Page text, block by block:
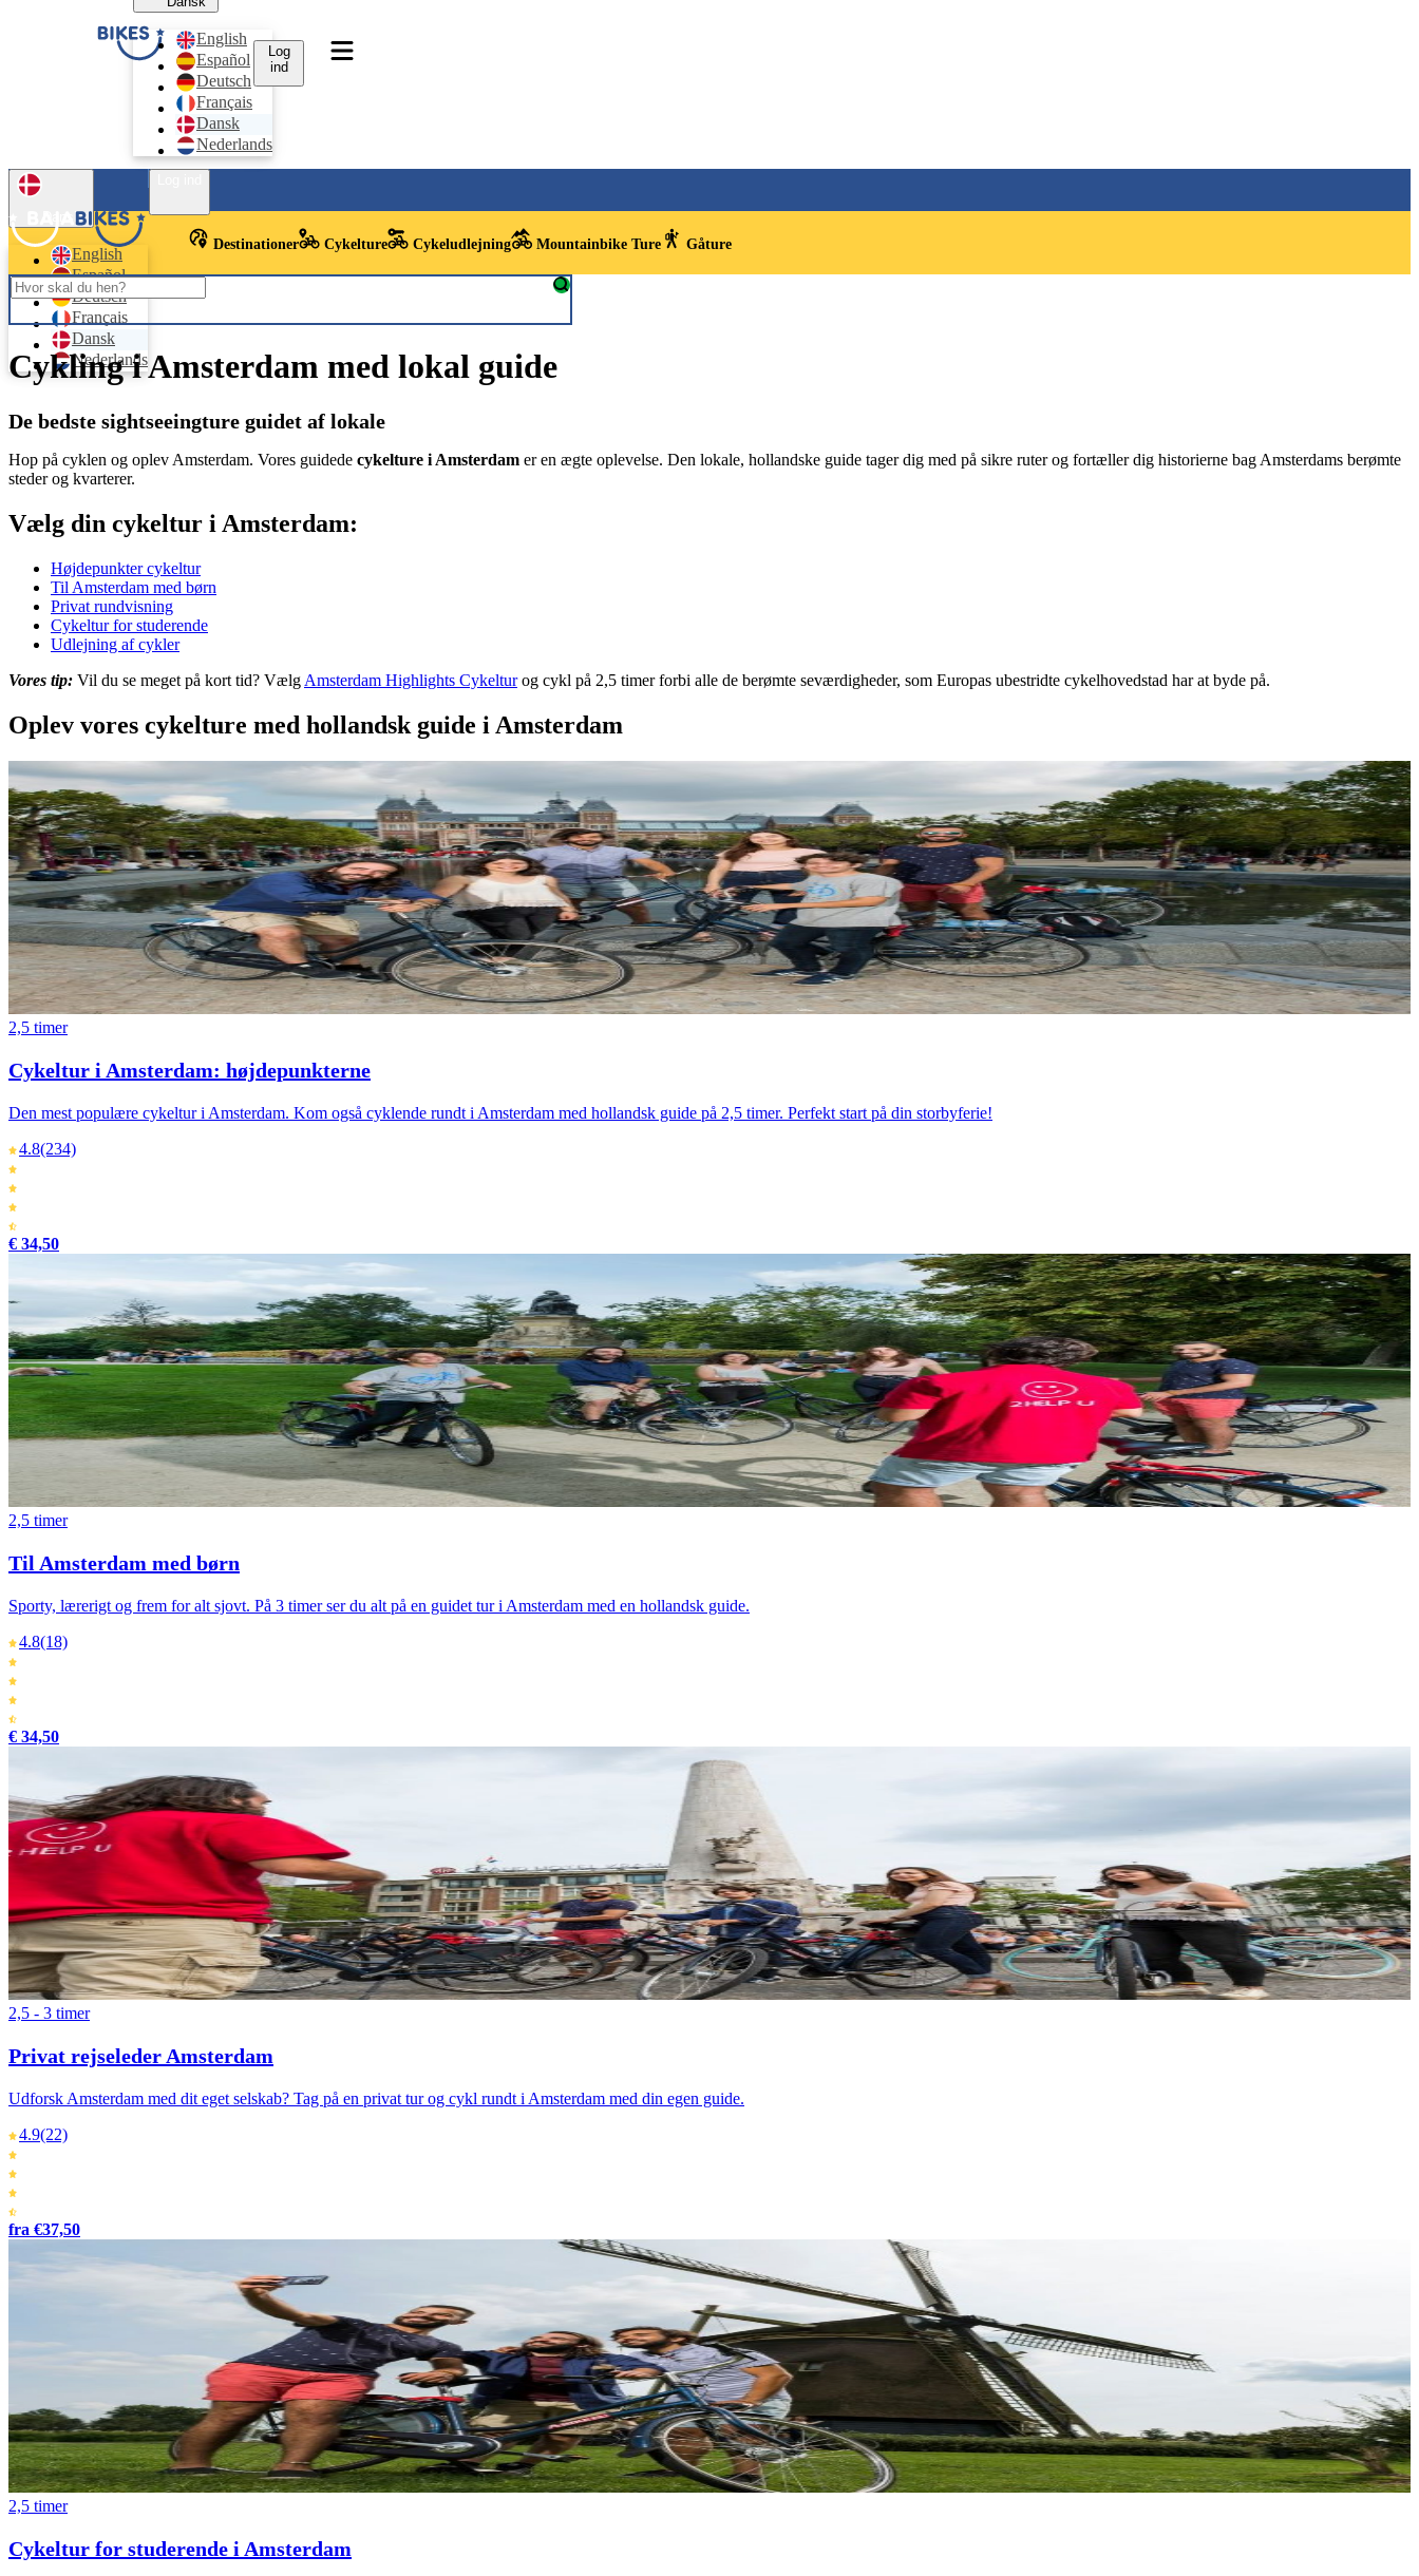
English
Español
Deutsch
Français
Dansk
Nederlands
Log
ind
Dansk
English
Español
Deutsch
Français
Dansk
Nederlands
Destinationer Cykelture Cykeludlejning Mountainbike Ture Gåture
Cykling i Amsterdam med lokal guide
De bedste sightseeingture guidet af lokale
Hop på cyklen og oplev Amsterdam. Vores guidede cykelture i Amsterdam er en ægte oplevelse. Den lokale, hollandske guide tager dig med på sikre ruter og fortæller dig historierne bag Amsterdams berømte
steder og kvarterer.
Vælg din cykeltur i Amsterdam:
Højdepunkter cykeltur
Til Amsterdam med børn
Privat rundvisning
Cykeltur for studerende
Udlejning af cykler
Vores tip: Vil du se meget på kort tid? Vælg Amsterdam Highlights Cykeltur og cykl på 2,5 timer forbi alle de berømte seværdigheder, som Europas ubestridte cykelhovedstad har at byde på.
Oplev vores cykelture med hollandsk guide i Amsterdam
2,5 timer
Cykeltur i Amsterdam: højdepunkterne
Den mest populære cykeltur i Amsterdam. Kom også cyklende rundt i Amsterdam med hollandsk guide på 2,5 timer. Perfekt start på din storbyferie!
4.8(234)
€ 34,50
2,5 timer
Til Amsterdam med børn
Sporty, lærerigt og frem for alt sjovt. På 3 timer ser du alt på en guidet tur i Amsterdam med en hollandsk guide.
4.8(18)
€ 34,50
2,5 - 3 timer
Privat rejseleder Amsterdam
Udforsk Amsterdam med dit eget selskab? Tag på en privat tur og cykl rundt i Amsterdam med din egen guide.
4.9(22)
fra €37,50
2,5 timer
Cykeltur for studerende i Amsterdam